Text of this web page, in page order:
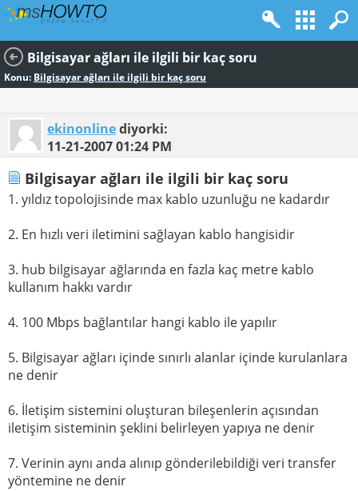
Bilgisayar ağları ile ilgili bir kaç soru
Konu: Bilgisayar ağları ile ilgili bir kaç soru
ekinonlinediyorki:
11-21-200701:24 PM
Bilgisayar ağları ile ilgili bir kaç soru
1. yıldız topolojisinde max kablo uzunluğu ne kadardır
2. En hızlı veri iletimini sağlayan kablo hangisidir
3. hub bilgisayar ağlarında en fazla kaç metre kablo
kullanım hakkı vardır
4. 100 Mbps bağlantılar hangi kablo ile yapılır
5. Bilgisayar ağları içinde sınırlı alanlar içinde kurulanlara
ne denir
6. İletişim sistemini oluşturan bileşenlerin açısından
iletişim sisteminin şeklini belirleyen yapıya ne denir
7. Verinin aynı anda alınıp gönderilebildiği veri transfer
yöntemine ne denir